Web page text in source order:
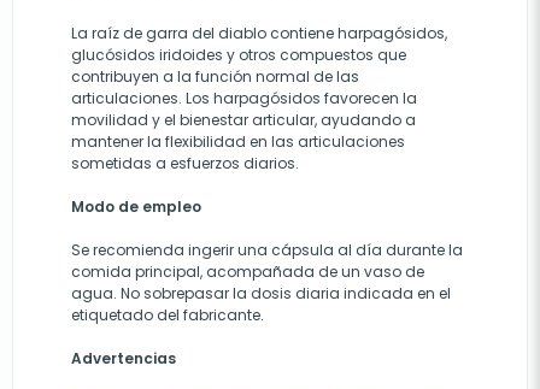
La raíz de garra del diablo contiene harpagósidos,
glucósidos iridoides y otros compuestos que
contribuyen a la función normal de las
articulaciones. Los harpagósidos favorecen la
movilidad y el bienestar articular, ayudando a
mantener la flexibilidad en las articulaciones
sometidas a esfuerzos diarios.
Modo de empleo
Se recomienda ingerir una cápsula al día durante la
comida principal, acompañada de un vaso de
agua. No sobrepasar la dosis diaria indicada en el
etiquetado del fabricante.
Advertencias